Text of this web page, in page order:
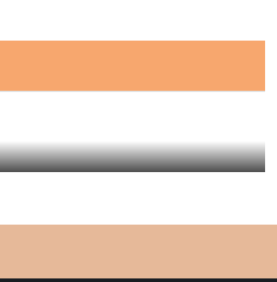
23. Juli 2026